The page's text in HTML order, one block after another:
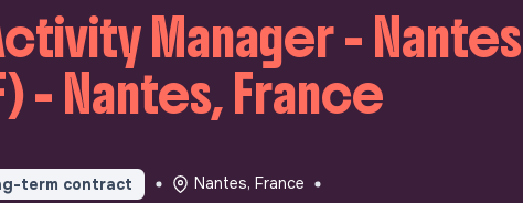
Manager - Nantes
- Nantes, France
term contract
Nantes, France